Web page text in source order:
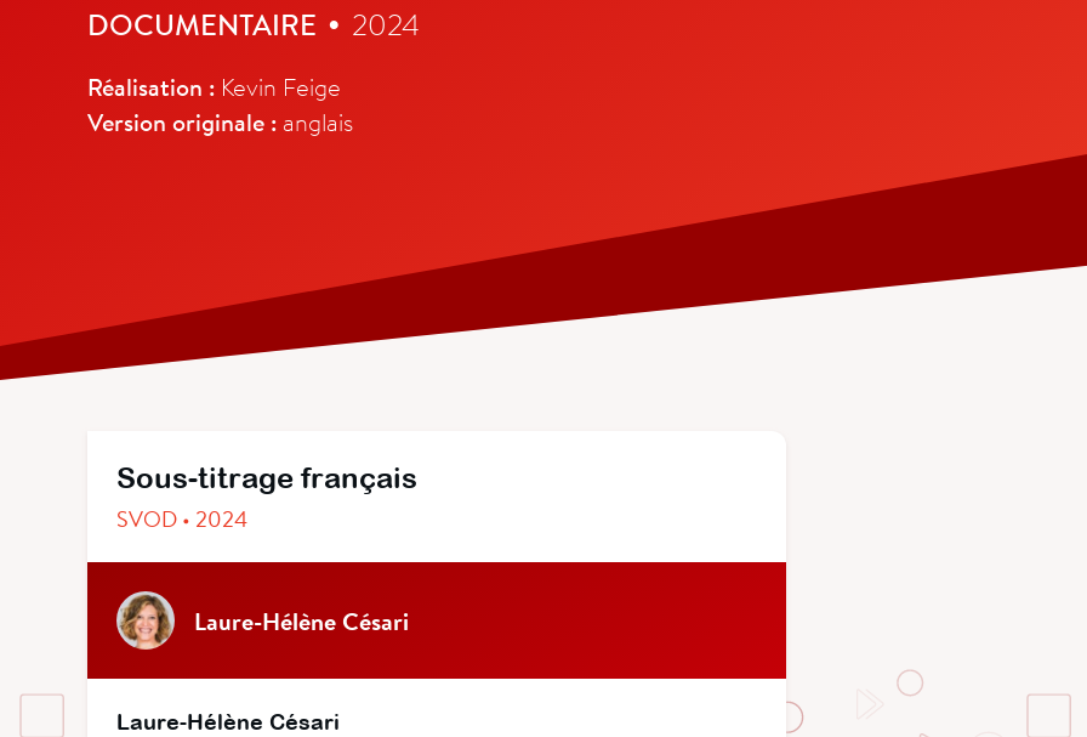
DOCUMENTAIRE • 2024
Réalisation : Kevin Feige
Version originale : anglais
Sous-titrage français
SVOD • 2024
Laure-Hélène Césari
Laure-Hélène Césari